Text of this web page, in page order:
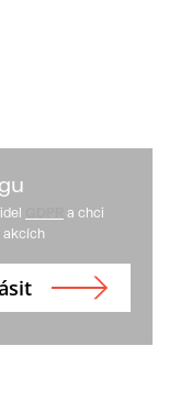
a chci
akcích